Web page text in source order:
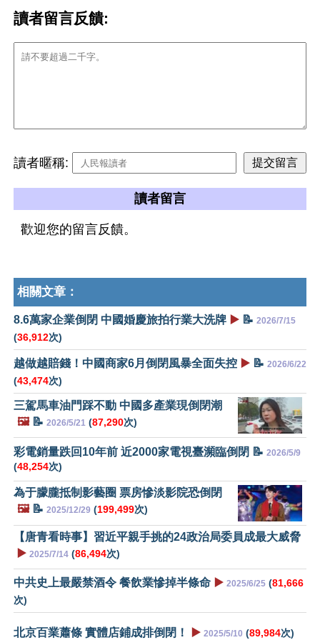
讀者留言反饋:
讀者暱稱:
讀者留言
歡迎您的留言反饋。
相關文章：
8.6萬家企業倒閉 中國婚慶旅拍行業大洗牌 ▶️ 📝 2026/7/15
(36,912次)
越做越賠錢！中國商家6月倒閉風暴全面失控 ▶️ 📝 2026/6/22
(43,474次)
三駕馬車油門踩不動 中國多產業現倒閉潮
🖼️📝 2026/5/21 (87,290次)
彩電銷量跌回10年前 近2000家電視臺瀕臨倒閉 📝 2026/5/9
(48,254次)
為于朦朧抵制影藝圈 票房慘淡影院恐倒閉
🖼️📝 2025/12/29 (199,499次)
【唐青看時事】習近平親手挑的24政治局委員成最大威脅
▶️ 2025/7/14 (86,494次)
中共史上最嚴禁酒令 餐飲業慘掉半條命 ▶️ 2025/6/25 (81,666
次)
北京百業蕭條 實體店鋪成排倒閉！ ▶️ 2025/5/10 (89,984次)